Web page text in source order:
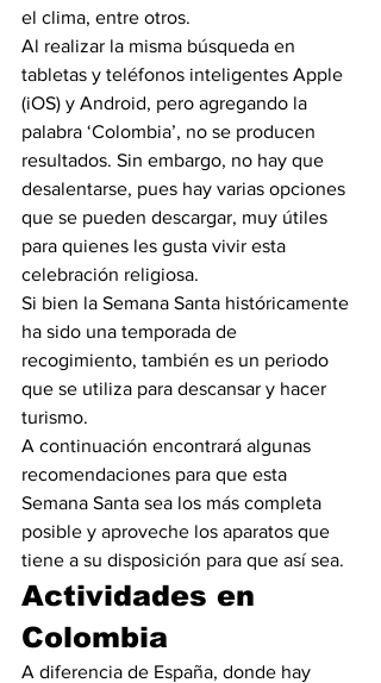
el clima, entre otros.
Al realizar la misma búsqueda en
tabletas y teléfonos inteligentes Apple
(iOS) y Android, pero agregando la
palabra ‘Colombia’, no se producen
resultados. Sin embargo, no hay que
desalentarse, pues hay varias opciones
que se pueden descargar, muy útiles
para quienes les gusta vivir esta
celebración religiosa.
Si bien la Semana Santa históricamente
ha sido una temporada de
recogimiento, también es un periodo
que se utiliza para descansar y hacer
turismo.
A continuación encontrará algunas
recomendaciones para que esta
Semana Santa sea los más completa
posible y aproveche los aparatos que
tiene a su disposición para que así sea.
Actividades en
Colombia
A diferencia de España, donde hay